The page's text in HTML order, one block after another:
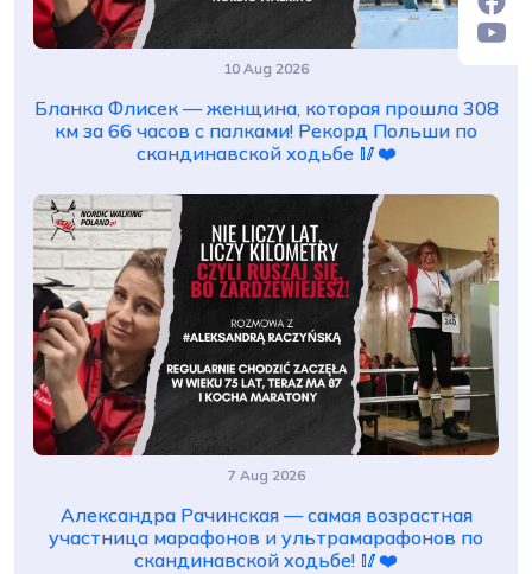
10 Aug 2026
Бланка Флисек — женщина, которая прошла 308
км за 66 часов с палками! Рекорд Польши по
скандинавской ходьбе 🥢❤️
7 Aug 2026
Александра Рачинская — самая возрастная
участница марафонов и ультрамарафонов по
скандинавской ходьбе! 🥢❤️